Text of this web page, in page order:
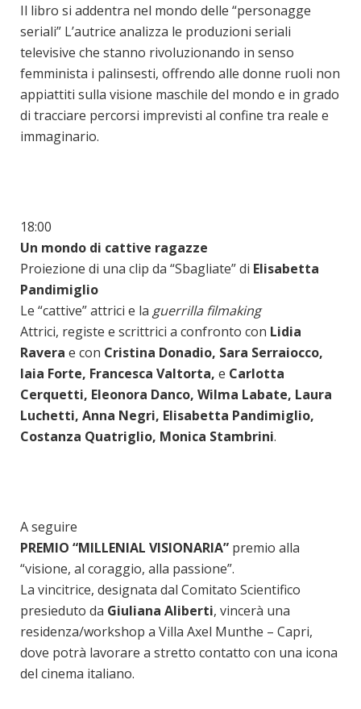
Il libro si addentra nel mondo delle “personagge
seriali” L’autrice analizza le produzioni seriali
televisive che stanno rivoluzionando in senso
femminista i palinsesti, offrendo alle donne ruoli non
appiattiti sulla visione maschile del mondo e in grado
di tracciare percorsi imprevisti al confine tra reale e
immaginario.
18:00
Un mondo di cattive ragazze
Proiezione di una clip da “Sbagliate” di Elisabetta
Pandimiglio
Le “cattive” attrici e la guerrilla filmaking
Attrici, registe e scrittrici a confronto con Lidia
Ravera e con Cristina Donadio, Sara Serraiocco,
Iaia Forte, Francesca Valtorta, e Carlotta
Cerquetti, Eleonora Danco, Wilma Labate, Laura
Luchetti, Anna Negri, Elisabetta Pandimiglio,
Costanza Quatriglio, Monica Stambrini.
A seguire
PREMIO “MILLENIAL VISIONARIA” premio alla
“visione, al coraggio, alla passione”.
La vincitrice, designata dal Comitato Scientifico
presieduto da Giuliana Aliberti, vincerà una
residenza/workshop a Villa Axel Munthe – Capri,
dove potrà lavorare a stretto contatto con una icona
del cinema italiano.